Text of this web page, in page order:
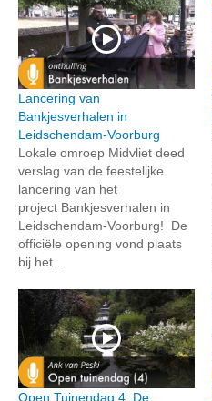
Lancering van
Bankjesverhalen in
Leidschendam-Voorburg
Lokale omroep Midvliet deed
verslag van de feestelijke
lancering van het
project Bankjesverhalen in
Leidschendam-Voorburg! De
officiële opening vond plaats
bij het...
Open Tuinendag 4: De